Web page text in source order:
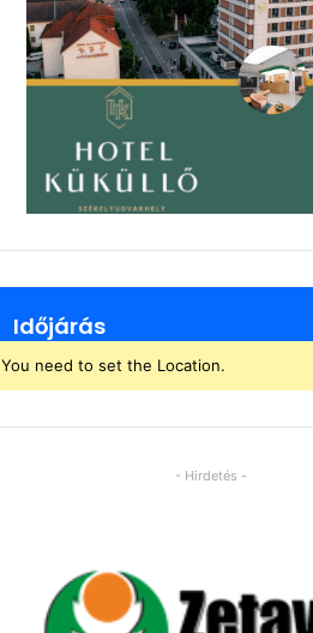
Időjárás
You need to set the Location.
- Hirdetés -